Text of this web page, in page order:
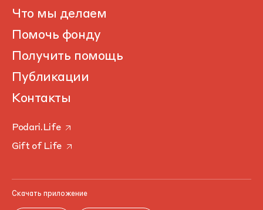
Что мы делаем
Помочь фонду
Получить помощь
Публикации
Контакты
Podari.Life
Gift of Life
Скачать приложение